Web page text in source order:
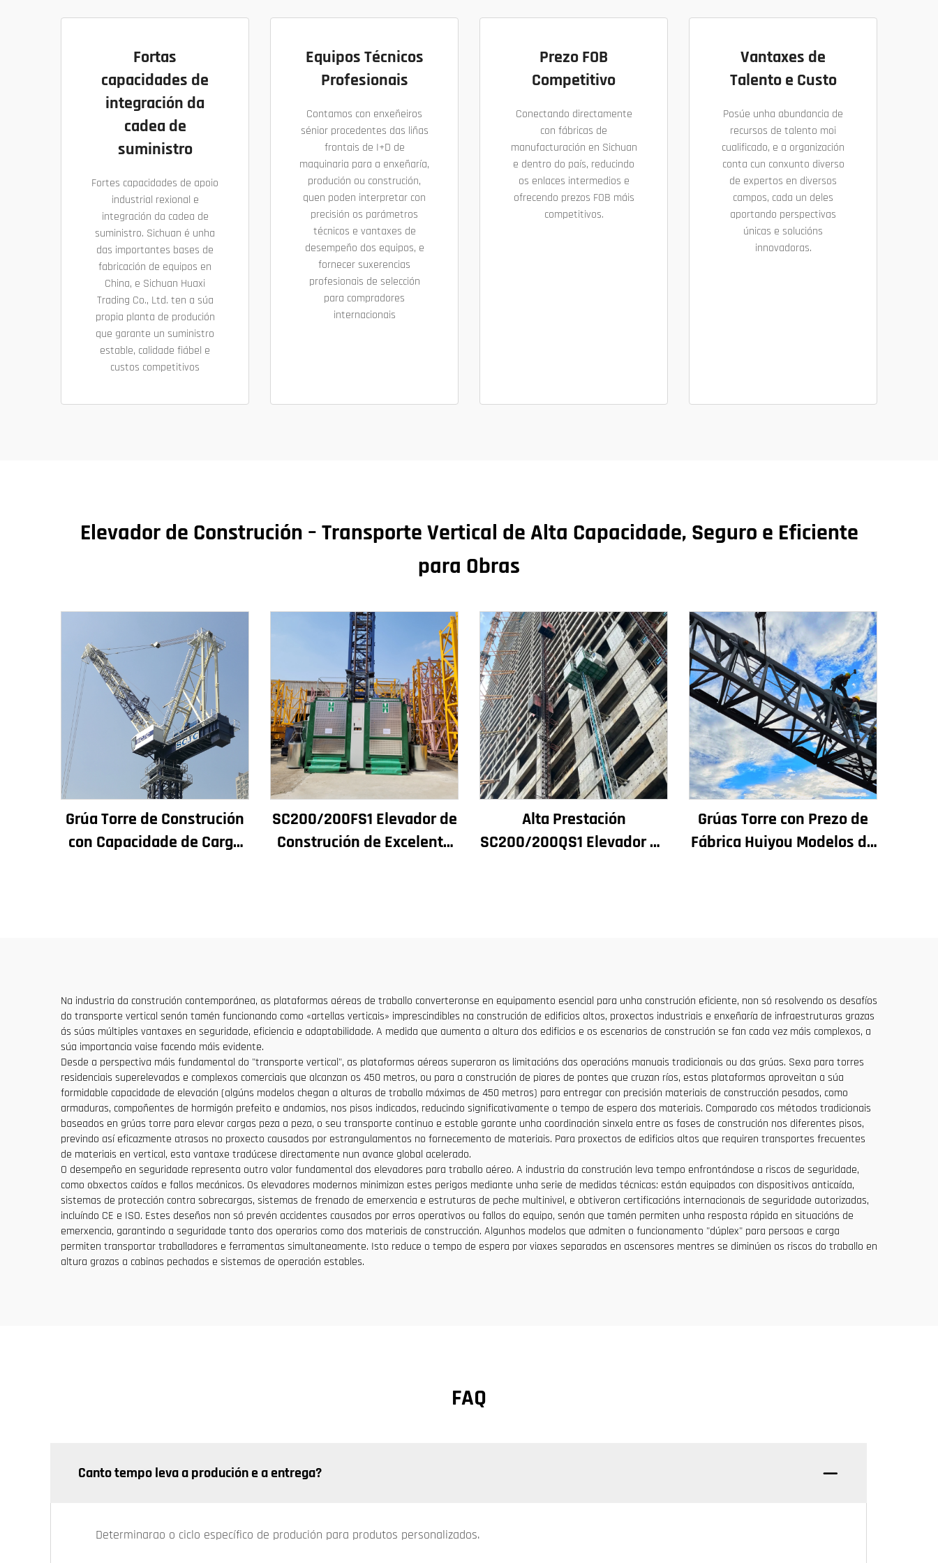
Fortas
capacidades de
integración da
cadea de
suministro
Fortes capacidades de apoio
industrial rexional e
integración da cadea de
suministro. Sichuan é unha
das importantes bases de
fabricación de equipos en
China, e Sichuan Huaxi
Trading Co., Ltd. ten a súa
propia planta de produción
que garante un suministro
estable, calidade fiábel e
custos competitivos
Equipos Técnicos
Profesionais
Contamos con enxeñeiros
sénior procedentes das liñas
frontais de I+D de
maquinaria para a enxeñaría,
produción ou construción,
quen poden interpretar con
precisión os parámetros
técnicos e vantaxes de
desempeño dos equipos, e
fornecer suxerencias
profesionais de selección
para compradores
internacionais
Prezo FOB
Competitivo
Conectando directamente
con fábricas de
manufacturación en Sichuan
e dentro do país, reducindo
os enlaces intermedios e
ofrecendo prezos FOB máis
competitivos.
Vantaxes de
Talento e Custo
Posúe unha abundancia de
recursos de talento moi
cualificado, e a organización
conta cun conxunto diverso
de expertos en diversos
campos, cada un deles
aportando perspectivas
únicas e solucións
innovadoras.
Elevador de Construción – Transporte Vertical de Alta Capacidade, Seguro e Eficiente
para Obras
Grúa Torre de Construción
con Capacidade de Carga
SC200/200FS1 Elevador de
Construción de Excelente
Alta Prestación
SC200/200QS1 Elevador de
Grúas Torre con Prezo de
Fábrica Huiyou Modelos de
Na industria da construción contemporánea, as plataformas aéreas de traballo converteronse en equipamento esencial para unha construción eficiente, non só resolvendo os desafíos
do transporte vertical senón tamén funcionando como «artellas verticais» imprescindibles na construción de edificios altos, proxectos industriais e enxeñaría de infraestruturas grazas
ás súas múltiples vantaxes en seguridade, eficiencia e adaptabilidade. A medida que aumenta a altura dos edificios e os escenarios de construción se fan cada vez máis complexos, a
súa importancia vaise facendo máis evidente.
Desde a perspectiva máis fundamental do "transporte vertical", as plataformas aéreas superaron as limitacións das operacións manuais tradicionais ou das grúas. Sexa para torres
residenciais superelevadas e complexos comerciais que alcanzan os 450 metros, ou para a construción de piares de pontes que cruzan ríos, estas plataformas aproveitan a súa
formidable capacidade de elevación (algúns modelos chegan a alturas de traballo máximas de 450 metros) para entregar con precisión materiais de construcción pesados, como
armaduras, compoñentes de hormigón prefeito e andamios, nos pisos indicados, reducindo significativamente o tempo de espera dos materiais. Comparado cos métodos tradicionais
baseados en grúas torre para elevar cargas peza a peza, o seu transporte continuo e estable garante unha coordinación sinxela entre as fases de construción nos diferentes pisos,
previndo así eficazmente atrasos no proxecto causados por estrangulamentos no fornecemento de materiais. Para proxectos de edificios altos que requiren transportes frecuentes
de materiais en vertical, esta vantaxe tradúcese directamente nun avance global acelerado.
O desempeño en seguridade representa outro valor fundamental dos elevadores para traballo aéreo. A industria da construción leva tempo enfrontándose a riscos de seguridade,
como obxectos caídos e fallos mecánicos. Os elevadores modernos minimizan estes perigos mediante unha serie de medidas técnicas: están equipados con dispositivos anticaída,
sistemas de protección contra sobrecargas, sistemas de frenado de emerxencia e estruturas de peche multinivel, e obtiveron certificacións internacionais de seguridade autorizadas,
incluíndo CE e ISO. Estes deseños non só prevén accidentes causados por erros operativos ou fallos do equipo, senón que tamén permiten unha resposta rápida en situacións de
emerxencia, garantindo a seguridade tanto dos operarios como dos materiais de construcción. Algunhos modelos que admiten o funcionamento "dúplex" para persoas e carga
permiten transportar traballadores e ferramentas simultaneamente. Isto reduce o tempo de espera por viaxes separadas en ascensores mentres se diminúen os riscos do traballo en
altura grazas a cabinas pechadas e sistemas de operación estables.
FAQ
Canto tempo leva a produción e a entrega?
Determinarao o ciclo específico de produción para produtos personalizados.